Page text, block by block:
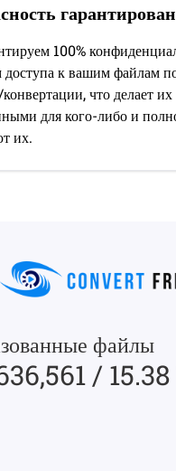
100%
доступа к вашим файлам
конвертации, что делает их
для кого-либо и
их.
файлы
/